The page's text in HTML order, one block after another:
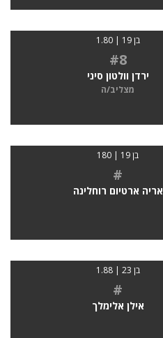
בן 19 | 1.80
#8
ירדן וולטון סיני
מצליב/ה
בן 19 | 180
#
אריה ארטיום רוחלינה
בן 23 | 1.88
#
אילן אלימלך